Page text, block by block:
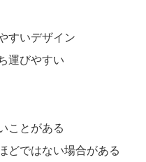
すいデザイン
運びやすい
ことがある
どではない場合がある